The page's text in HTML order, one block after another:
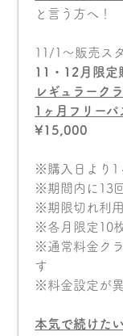
と言う方へ！
11/1〜販売ス
11・12月限定
レギュラーク
1 ヶ月フリーパ
¥15,000
※購入日より1
※期間内に13
※期限切れ利
※各月限定10
※通常料金ク
す
※料金設定が
本気で続けた